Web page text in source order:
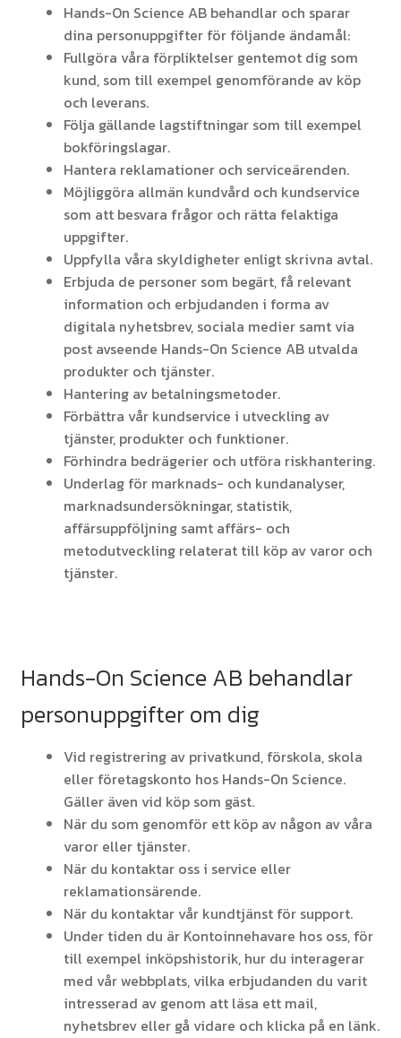
Hands-On Science AB behandlar och sparar
dina personuppgifter för följande ändamål:
Fullgöra våra förpliktelser gentemot dig som
kund, som till exempel genomförande av köp
och leverans.
Följa gällande lagstiftningar som till exempel
bokföringslagar.
Hantera reklamationer och serviceärenden.
Möjliggöra allmän kundvård och kundservice
som att besvara frågor och rätta felaktiga
uppgifter.
Uppfylla våra skyldigheter enligt skrivna avtal.
Erbjuda de personer som begärt, få relevant
information och erbjudanden i forma av
digitala nyhetsbrev, sociala medier samt via
post avseende Hands-On Science AB utvalda
produkter och tjänster.
Hantering av betalningsmetoder.
Förbättra vår kundservice i utveckling av
tjänster, produkter och funktioner.
Förhindra bedrägerier och utföra riskhantering.
Underlag för marknads- och kundanalyser,
marknadsundersökningar, statistik,
affärsuppföljning samt affärs- och
metodutveckling relaterat till köp av varor och
tjänster.
Hands-On Science AB behandlar
personuppgifter om dig
Vid registrering av privatkund, förskola, skola
eller företagskonto hos Hands-On Science.
Gäller även vid köp som gäst.
När du som genomför ett köp av någon av våra
varor eller tjänster.
När du kontaktar oss i service eller
reklamationsärende.
När du kontaktar vår kundtjänst för support.
Under tiden du är Kontoinnehavare hos oss, för
till exempel inköpshistorik, hur du interagerar
med vår webbplats, vilka erbjudanden du varit
intresserad av genom att läsa ett mail,
nyhetsbrev eller gå vidare och klicka på en länk.